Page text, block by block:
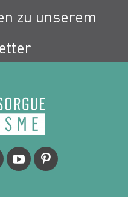
zu unserem